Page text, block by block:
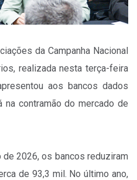
da Campanha Nacional
realizada nesta terça-feira
aos bancos dados
contramão do mercado de
2026, os bancos reduziram
de 93,3 mil. No último ano,